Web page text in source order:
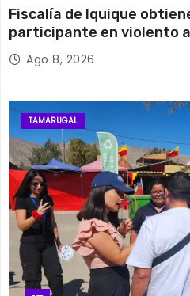
Fiscalía de Iquique
participante en violento
Ago 8, 2026
TAMARUGAL